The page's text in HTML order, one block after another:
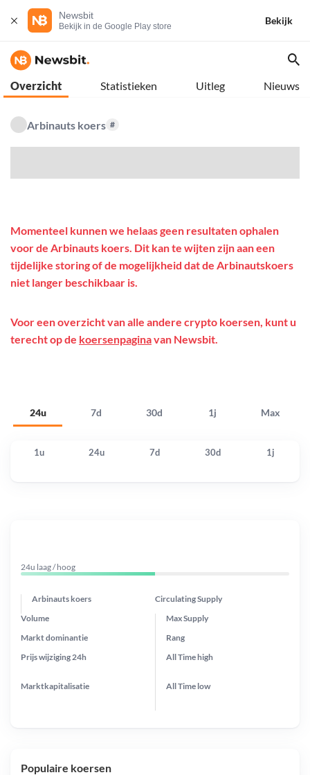
Newsbit
Bekijk in de Google Play store
Bekijk
Overzicht Statistieken Uitleg Nieuws
Arbinauts koers #
24u 7d 30d 1j Max
Momenteel kunnen we helaas geen resultaten ophalen
voor de Arbinauts koers. Dit kan te wijten zijn aan een
tijdelijke storing of de mogelijkheid dat de Arbinautskoers
niet langer beschikbaar is.
Voor een overzicht van alle andere crypto koersen, kunt u
terecht op de koersenpaginavan Newsbit.
1u 24u 7d 30d 1j
24u laag / hoog
Arbinauts koers Circulating Supply
Prijs wijziging 24h
Max Supply
Markt dominantie
Marktkapitalisatie
Volume
Rang
All Timehigh
All Time low
Populaire koersen